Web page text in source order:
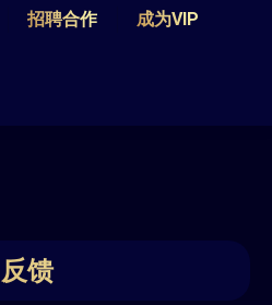
招聘合作 成为VIP
反馈